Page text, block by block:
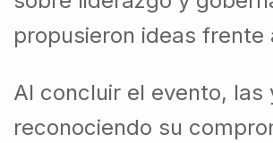
propusieron ideas
Al concluir el evento,
reconociendo su